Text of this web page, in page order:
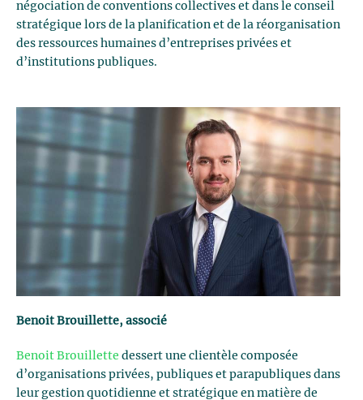
négociation de conventions collectives et dans le conseil
stratégique lors de la planification et de la réorganisation
des ressources humaines d’entreprises privées et
d’institutions publiques.
Benoit Brouillette, associé
Benoit Brouillette dessert une clientèle composée
d’organisations privées, publiques et parapubliques dans
leur gestion quotidienne et stratégique en matière de